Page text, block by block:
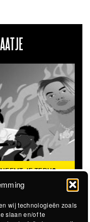
wij technologieën zoals
slaan en/of te